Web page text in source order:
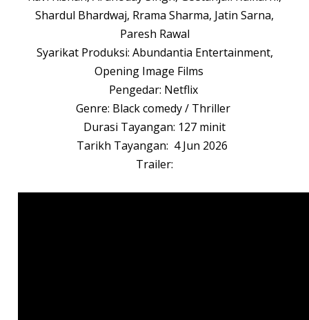
Shardul Bhardwaj, Rrama Sharma, Jatin Sarna,
Paresh Rawal
Syarikat Produksi: Abundantia Entertainment,
Opening Image Films
Pengedar: Netflix
Genre: Black comedy / Thriller
Durasi Tayangan: 127 minit
Tarikh Tayangan: 4 Jun 2026
Trailer: